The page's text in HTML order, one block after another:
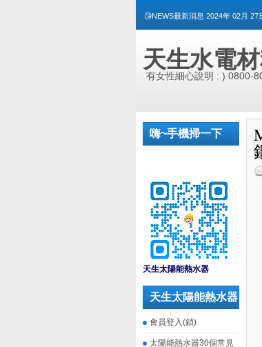
😘NEWS最新消息 2024年 02月 27
天生水電
有女性細心說明 : ) 0800-
嗨~手機掃一下
天生太陽能熱水器
天生太陽能熱水器
會員登入(鎖)
太陽能熱水器30個常見